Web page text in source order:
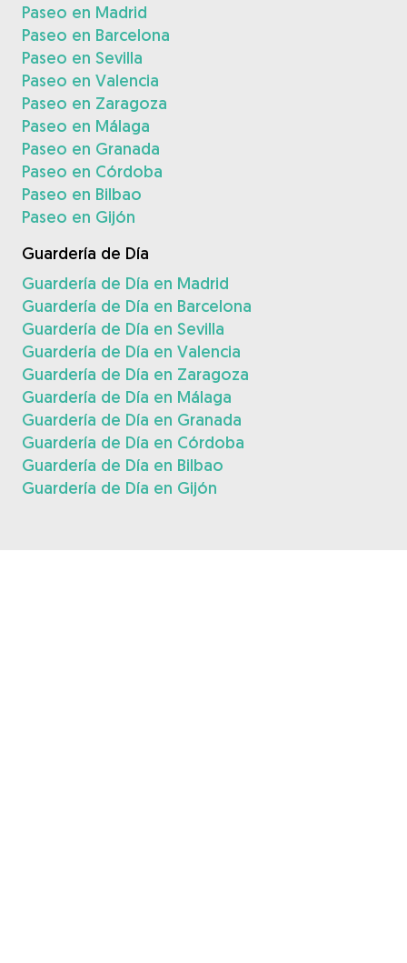
Paseo en Madrid
Paseo en Barcelona
Paseo en Sevilla
Paseo en Valencia
Paseo en Zaragoza
Paseo en Málaga
Paseo en Granada
Paseo en Córdoba
Paseo en Bilbao
Paseo en Gijón
Guardería de Día
Guardería de Día en Madrid
Guardería de Día en Barcelona
Guardería de Día en Sevilla
Guardería de Día en Valencia
Guardería de Día en Zaragoza
Guardería de Día en Málaga
Guardería de Día en Granada
Guardería de Día en Córdoba
Guardería de Día en Bilbao
Guardería de Día en Gijón